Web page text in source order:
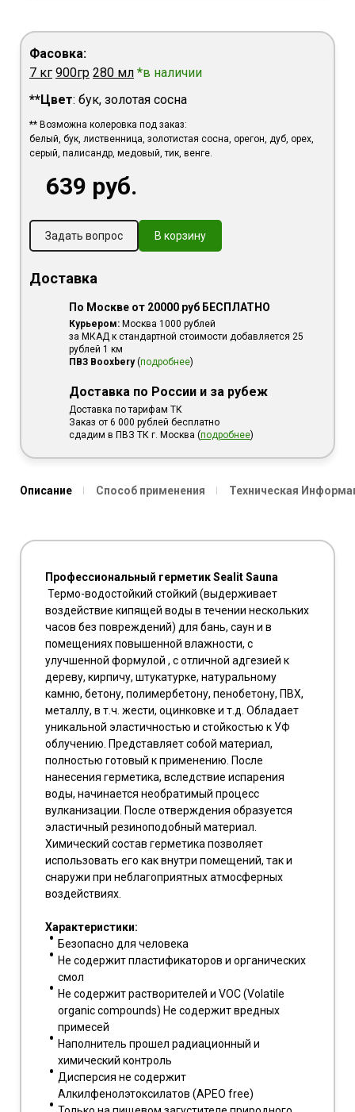
Фасовка:
7 кг 900гр 280 мл *в наличии
**Цвет: бук, золотая сосна
** Возможна колеровка под заказ:
белый, бук, лиственница, золотистая сосна, орегон, дуб, орех,
серый, палисандр, медовый, тик, венге.
639 руб.
Задать вопрос В корзину
Доставка
По Москве от 20000 руб БЕСПЛАТНО
Курьером: Москва 1000 рублей
за МКАД к стандартной стоимости добавляется 25
рублей 1 км
ПВЗ Booxbery(подробнее)
Доставка по России и за рубеж
Доставка по тарифам ТК
Заказ от 6 000 рублей бесплатно
сдадим в ПВЗ ТК г. Москва (подробнее)
Описание Способ применения Техническая
Профессиональный герметик Sealit Sauna
Термо-водостойкий стойкий (выдерживает
воздействие кипящей воды в течении нескольких
часов без повреждений) для бань, саун и в
помещениях повышенной влажности, с
улучшенной формулой , с отличной адгезией к
дереву, кирпичу, штукатурке, натуральному
камню, бетону, полимербетону, пенобетону, ПВХ,
металлу, в т.ч. жести, оцинковке и т.д. Обладает
уникальной эластичностью и стойкостью к УФ
облучению. Представляет собой материал,
полностью готовый к применению. После
нанесения герметика, вследствие испарения
воды, начинается необратимый процесс
вулканизации. После отверждения образуется
эластичный резиноподобный материал.
Химический состав герметика позволяет
использовать его как внутри помещений, так и
снаружи при неблагоприятных атмосферных
воздействиях.
Характеристики:
Безопасно для человека
Не содержит пластификаторов и органических
смол
Не содержит растворителей и VOC (Volatile
organic compounds) Не содержит вредных
примесей
Наполнитель прошел радиационный и
химический контроль
Дисперсия не содержит
Алкилфенолэтоксилатов (APEO free)